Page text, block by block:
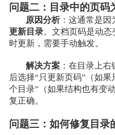
问题二：目录中的页码
原因分析：这通常是因
更新目录。文档页码是动
时更新，需要手动触发。
解决方案 ：在目录上
后选择“只更新页码”（如
个目录”（如果结构也有变
复正确。
问题三：如何修复目录